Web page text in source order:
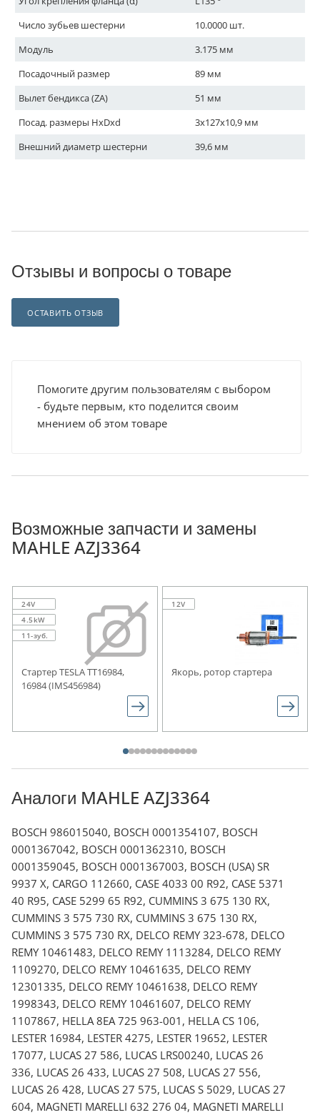
Число зубьев шестерни
10.0000 шт.
Модуль
3.175 мм
Посадочный размер
89 мм
Вылет бендикса (ZA)
51 мм
Посад. размеры HxDxd
3x127x10,9 мм
Внешний диаметр шестерни
39,6 мм
Отзывы и вопросы о товаре
ОСТАВИТЬ ОТЗЫВ
Помогите другим пользователям с выбором
- будьте первым, кто поделится своим
мнением об этом товаре
Возможные запчасти и замены
MAHLE AZJ3364
24V
4.5kW
11-зуб.
Стартер TESLA TT16984,
16984 (IMS456984)
12V
Якорь, ротор стартера
Аналоги MAHLE AZJ3364
BOSCH 986015040, BOSCH 0001354107, BOSCH
0001367042, BOSCH 0001362310, BOSCH
0001359045, BOSCH 0001367003, BOSCH (USA) SR
9937 X, CARGO 112660, CASE 4033 00 R92, CASE 5371
40 R95, CASE 5299 65 R92, CUMMINS 3 675 130 RX,
CUMMINS 3 575 730 RX, CUMMINS 3 675 130 RX,
CUMMINS 3 575 730 RX, DELCO REMY 323-678, DELCO
REMY 10461483, DELCO REMY 1113284, DELCO REMY
1109270, DELCO REMY 10461635, DELCO REMY
12301335, DELCO REMY 10461638, DELCO REMY
1998343, DELCO REMY 10461607, DELCO REMY
1107867, HELLA 8EA 725 963-001, HELLA CS 106,
LESTER 16984, LESTER 4275, LESTER 19652, LESTER
17077, LUCAS 27 586, LUCAS LRS00240, LUCAS 26
336, LUCAS 26 433, LUCAS 27 508, LUCAS 27 556,
LUCAS 26 428, LUCAS 27 575, LUCAS S 5029, LUCAS 27
604, MAGNETI MARELLI 632 276 04, MAGNETI MARELLI